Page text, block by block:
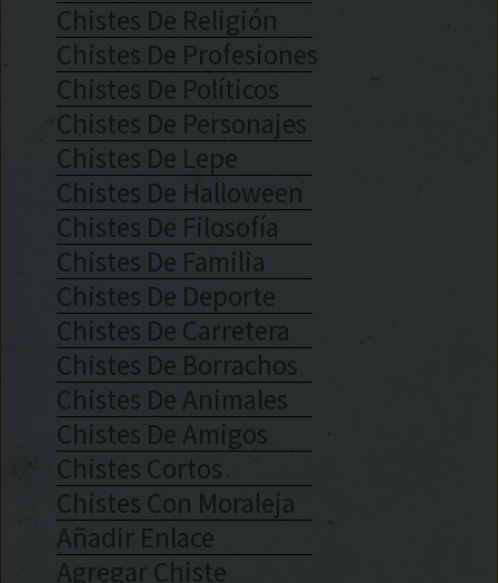
Chistes De Religión
Chistes De Profesiones
Chistes De Políticos
Chistes De Personajes
Chistes De Lepe
Chistes De Halloween
Chistes De Filosofía
Chistes De Familia
Chistes De Deporte
Chistes De Carretera
Chistes De Borrachos
Chistes De Animales
Chistes De Amigos
Chistes Cortos
Chistes Con Moraleja
Añadir Enlace
Agregar Chiste